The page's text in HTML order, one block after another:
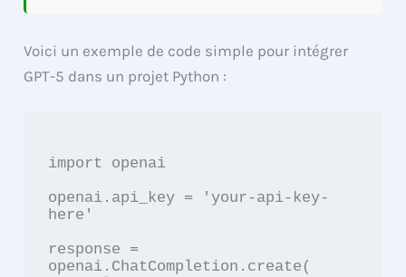
Voici un exemple de code simple pour intégrer
GPT-5 dans un projet Python :
import openai
openai.api_key = 'your-api-key-
here'
response =
openai.ChatCompletion.create(